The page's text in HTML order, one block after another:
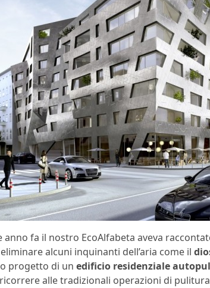
anno fa il nostro EcoAlfabeta aveva
alcuni inquinanti dell’aria come il
progetto di un edificio residenziale
alle tradizionali operazioni di